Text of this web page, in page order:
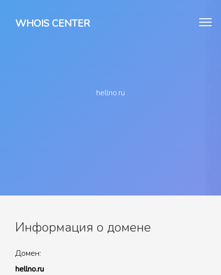
WHOIS CENTER
hellno.ru
Информация о домене
Домен:
hellno.ru